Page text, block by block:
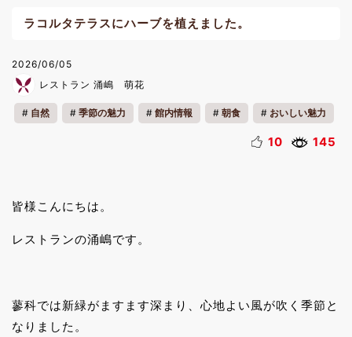
ラコルタテラスにハーブを植えました。
2026/06/05
レストラン 涌嶋 萌花
自然 季節の魅力 館内情報 朝食 おいしい魅力
10 145
皆様こんにちは。
レストランの涌嶋です。
蓼科では新緑がますます深まり、心地よい風が吹く季節と
なりました。